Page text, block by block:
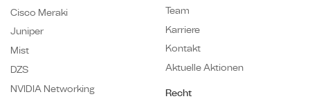
Cisco Meraki
Juniper
Mist
DZS
NVIDIA Networking
Team
Karriere
Kontakt
Aktuelle Aktionen
Recht